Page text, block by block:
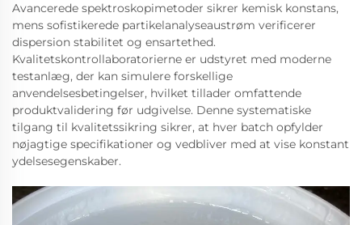
Avancerede spektroskopimetoder sikrer kemisk konstans,
mens sofistikerede partikelanalyseaustrøm verificerer
dispersion stabilitet og ensartethed.
Kvalitetskontrollaboratorierne er udstyret med moderne
testanlæg, der kan simulere forskellige
anvendelsesbetingelser, hvilket tillader omfattende
produktvalidering før udgivelse. Denne systematiske
tilgang til kvalitetssikring sikrer, at hver batch opfylder
nøjagtige specifikationer og vedbliver med at vise konstant
ydelsesegenskaber.